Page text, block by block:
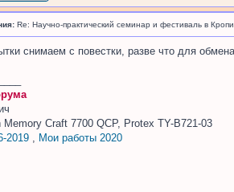
Re: Научно-практический семинар и фестиваль в
снимаем с повестки, разве что для
Memory Craft 7700 QCP, Protex TY-B721-03
2019 , Мои работы 2020